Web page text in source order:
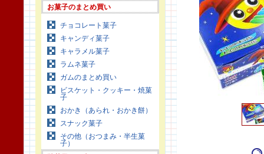
お菓子のまとめ買い
チョコレート菓子
キャンディ菓子
キャラメル菓子
ラムネ菓子
ガムのまとめ買い
ビスケット・クッキー・焼菓
子
おかき（あられ・おかき餅）
スナック菓子
その他（おつまみ・半生菓
子）